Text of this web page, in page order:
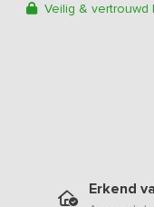
Veilig &
Erkend